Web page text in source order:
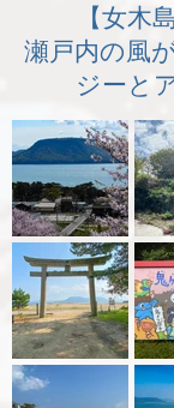
【女木
瀬戸内の風
ジーと